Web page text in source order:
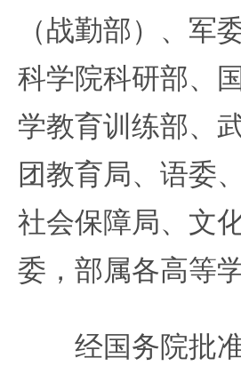
（战勤部）、军
科学院科研部、
学教育训练部、
团教育局、语委
社会保障局、文
委，部属各高等
经国务院批准